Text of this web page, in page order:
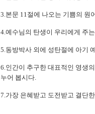
3.본문 11절에 나오는 기쁨의 원
4.예수님의 탄생이 우리에게 주
5.동방박사 외에 성탄절에 아기
6.인간이 추구한 대표적인 영생
누어 봅시다.
7.가장 은혜받고 도전받고 결단